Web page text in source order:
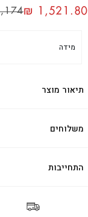
₪ 1,521.80
מידה
תיאור מוצר
משלוחים
התחייבות